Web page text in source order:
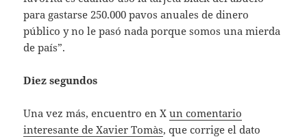
para gastarse 250.000 pavos anuales de dinero
público y no le pasó nada porque somos una mierda
de país”.
Diez segundos
Una vez más, encuentro en Xun comentario
interesante de Xavier Tomàs, que corrige el dato